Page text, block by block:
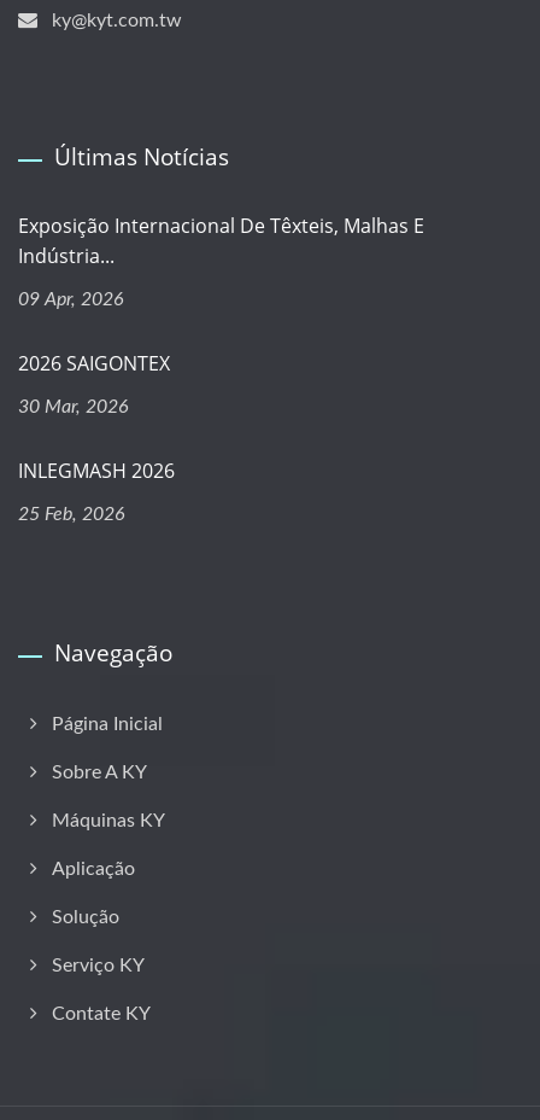
ky@kyt.com.tw
Últimas Notícias
Exposição Internacional De Têxteis, Malhas E
Indústria...
09 Apr, 2026
2026 SAIGONTEX
30 Mar, 2026
INLEGMASH 2026
25 Feb, 2026
Navegação
Página Inicial
Sobre A KY
Máquinas KY
Aplicação
Solução
Serviço KY
Contate KY